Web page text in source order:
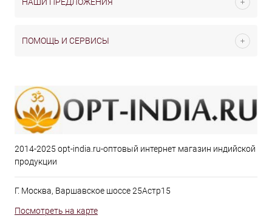
ПОМОЩЬ И СЕРВИСЫ
2014-2025 opt-india.ru-оптовый интернет магазин индийской
продукции
Г. Москва, Варшавское шоссе 25Астр15
Посмотреть на карте